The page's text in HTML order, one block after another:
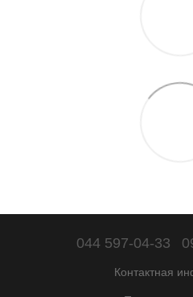
044 597-04-33
Контактная